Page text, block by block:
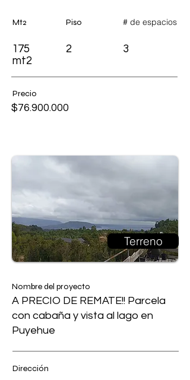
Mt2
175
mt2
Piso
2
# de espacios
3
Precio
$76.900.000
Terreno
Nombre del proyecto
A PRECIO DE REMATE!! Parcela
con cabaña y vista al lago en
Puyehue
Dirección